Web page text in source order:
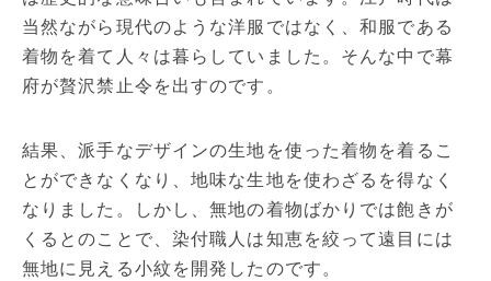
当然ながら現代のような洋服ではなく、和服である
着物を着て人々は暮らしていました。そんな中で幕
府が贅沢禁止令を出すのです。
結果、派手なデザインの生地を使った着物を着るこ
とができなくなり、地味な生地を使わざるを得なく
なりました。しかし、無地の着物ばかりでは飽きが
くるとのことで、染付職人は知恵を絞って遠目には
無地に見える小紋を開発したのです。